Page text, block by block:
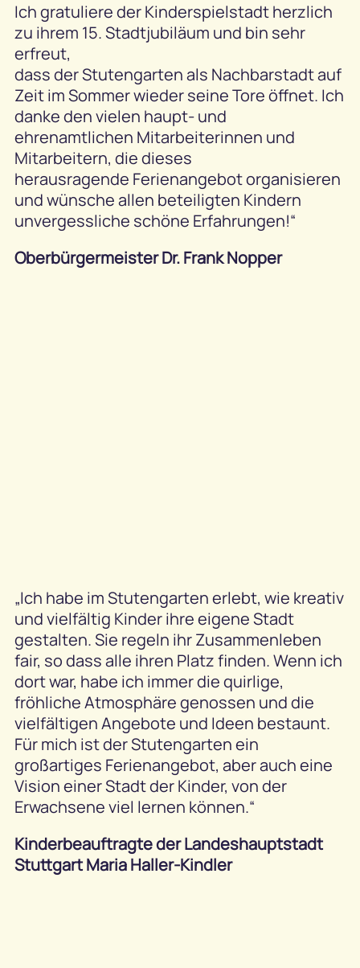
Ich gratuliere der Kinderspielstadt herzlich
zu ihrem 15. Stadtjubiläum und bin sehr
erfreut,
dass der Stutengarten als Nachbarstadt auf
Zeit im Sommer wieder seine Tore öffnet. Ich
danke den vielen haupt- und
ehrenamtlichen Mitarbeiterinnen und
Mitarbeitern, die dieses
herausragende Ferienangebot organisieren
und wünsche allen beteiligten Kindern
unvergessliche schöne Erfahrungen!“
Oberbürgermeister Dr. Frank Nopper
„Ich habe im Stutengarten erlebt, wie kreativ
und vielfältig Kinder ihre eigene Stadt
gestalten. Sie regeln ihr Zusammenleben
fair, so dass alle ihren Platz finden. Wenn ich
dort war, habe ich immer die quirlige,
fröhliche Atmosphäre genossen und die
vielfältigen Angebote und Ideen bestaunt.
Für mich ist der Stutengarten ein
großartiges Ferienangebot, aber auch eine
Vision einer Stadt der Kinder, von der
Erwachsene viel lernen können.“
Kinderbeauftragte der Landeshauptstadt
Stuttgart Maria Haller-Kindler